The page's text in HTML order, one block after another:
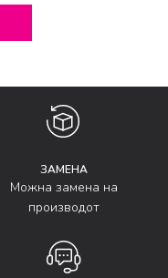
ЗАМЕНА
Можна замена на
производот